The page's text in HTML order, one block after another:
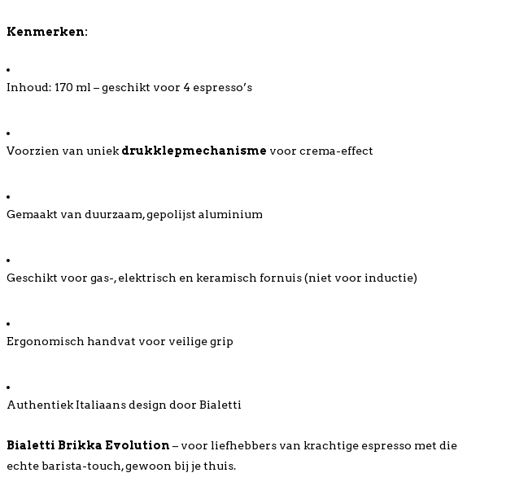
Kenmerken:
Inhoud: 170 ml – geschikt voor 4 espresso’s
Voorzien van uniek drukklepmechanisme voor crema-effect
Gemaakt van duurzaam, gepolijst aluminium
Geschikt voor gas-, elektrisch en keramisch fornuis (niet voor inductie)
Ergonomisch handvat voor veilige grip
Authentiek Italiaans design door Bialetti
Bialetti Brikka Evolution – voor liefhebbers van krachtige espresso met die
echte barista-touch, gewoon bij je thuis.